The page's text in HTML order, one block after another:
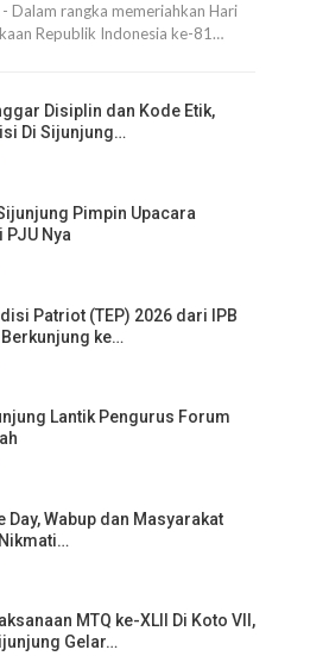
Dalam rangka memeriahkan Hari
Republik Indonesia ke-81…
Disiplin dan Kode Etik,
Di Sijunjung…
Pimpin Upacara
Nya
Patriot (TEP) 2026 dari IPB
ke…
Lantik Pengurus Forum
Day, Wabup dan Masyarakat
MTQ ke-XLII Di Koto VII,
Gelar…